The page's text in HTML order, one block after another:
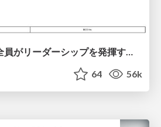
職位にかかわらず全員がリーダーシップを発揮するチーム作り / Building a team where everyone can demonstrate leadership regardless of position
64 56k